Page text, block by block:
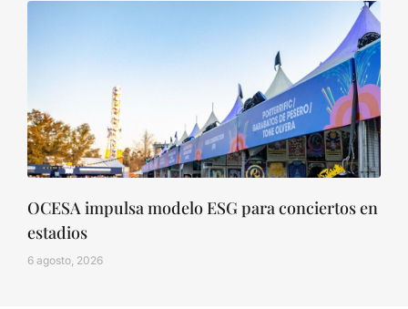
OCESA impulsa modelo ESG para conciertos en
estadios
6 agosto, 2026